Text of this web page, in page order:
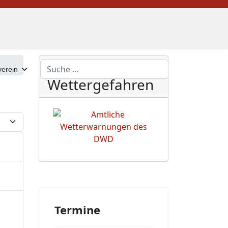
Suchen
#
DWD
Wettergefahren
Termine